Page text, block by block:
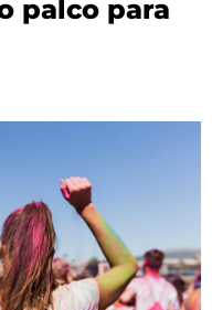
palco para